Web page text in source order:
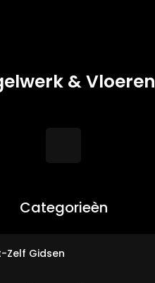
& Vloeren
Categorieèn
Zelf Gidsen